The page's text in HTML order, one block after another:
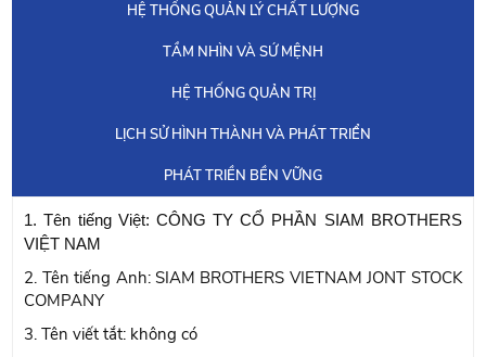
HỆ THỐNG QUẢN LÝ CHẤT LƯỢNG
TẦM NHÌN VÀ SỨ MỆNH
HỆ THỐNG QUẢN TRỊ
LỊCH SỬ HÌNH THÀNH VÀ PHÁT TRIỂN
PHÁT TRIỀN BỀN VỮNG
1. Tên tiếng Việt: CÔNG TY CỔ PHẦN SIAM BROTHERS
VIỆT NAM
2. Tên tiếng Anh: SIAM BROTHERS VIETNAM JONT STOCK
COMPANY
3. Tên viết tắt: không có